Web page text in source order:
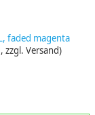
faded magenta
zzgl. Versand)